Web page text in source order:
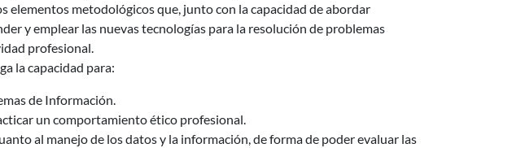
elementos metodológicos que, junto con la capacidad de abordar
y emplear las nuevas tecnologías para la resolución de problemas
profesional.
la capacidad para:
de Información.
un comportamiento ético profesional.
al manejo de los datos y la información, de forma de poder evaluar las